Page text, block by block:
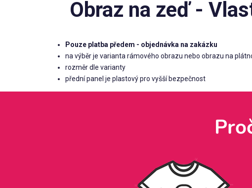
Obraz na zeď -
Pouze platba předem - objednávka na zakázku
na výběr je varianta rámového obrazu nebo obrazu na
rozměr dle varianty
přední panel je plastový pro vyšší bezpečnost